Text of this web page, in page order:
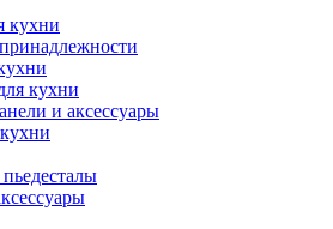
кухни
кухни
и аксессуары